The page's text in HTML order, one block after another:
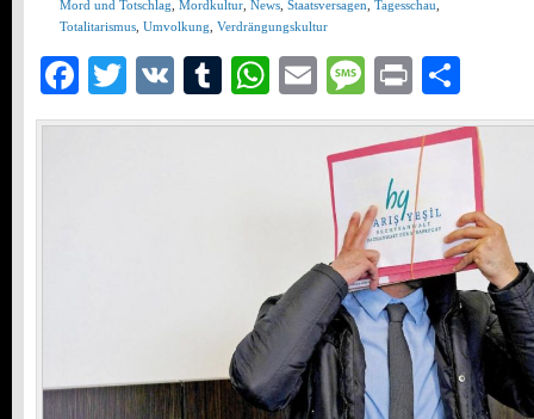
Mord und Totschlag Mordkultur News Staatsversagen Tagesschau
Totalitarismus Umvolkung Verdrängungskultur
Facebook
Twitter
VK Tumblr
WhatsApp
EmailMessage
Print